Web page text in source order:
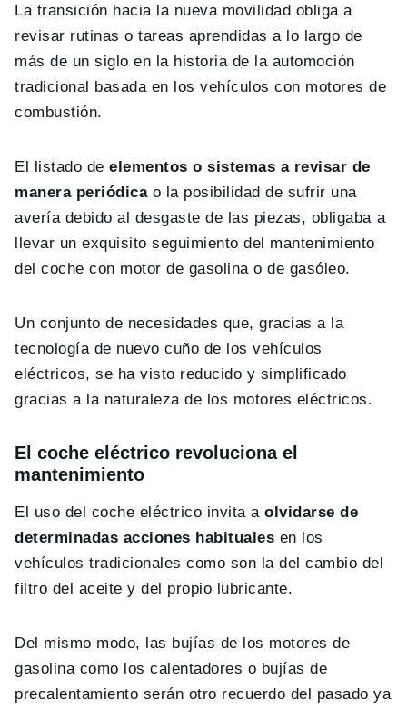
La transición hacia la nueva movilidad obliga a
revisar rutinas o tareas aprendidas a lo largo de
más de un siglo en la historia de la automoción
tradicional basada en los vehículos con motores de
combustión.
El listado deelementos o sistemas a revisar de
manera periódicao la posibilidad de sufrir una
avería debido al desgaste de las piezas, obligaba a
llevar un exquisito seguimiento del mantenimiento
del coche con motor de gasolina o de gasóleo.
Un conjunto de necesidades que, gracias a la
tecnología de nuevo cuño de los vehículos
eléctricos, se ha visto reducido y simplificado
gracias a la naturaleza de los motores eléctricos.
El coche eléctrico revoluciona el
mantenimiento
El uso del coche eléctrico invita a olvidarse de
determinadas acciones habituales en los
vehículos tradicionales como son la del cambio del
filtro del aceite y del propio lubricante.
Del mismo modo, las bujías de los motores de
gasolina como los calentadores o bujías de
precalentamiento serán otro recuerdo del pasado ya